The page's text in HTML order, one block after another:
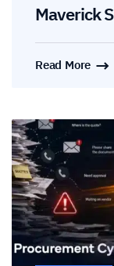
Maverick
Read More